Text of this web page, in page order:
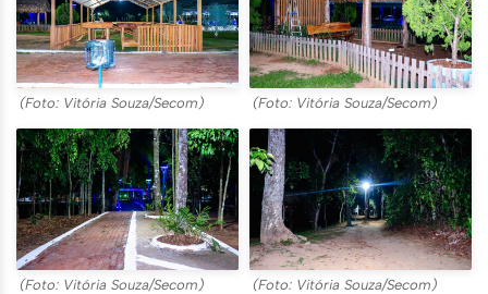
(Foto: Vitória Souza/Secom) (Foto: Vitória Souza/Secom)
(Foto: Vitória Souza/Secom) (Foto: Vitória Souza/Secom)